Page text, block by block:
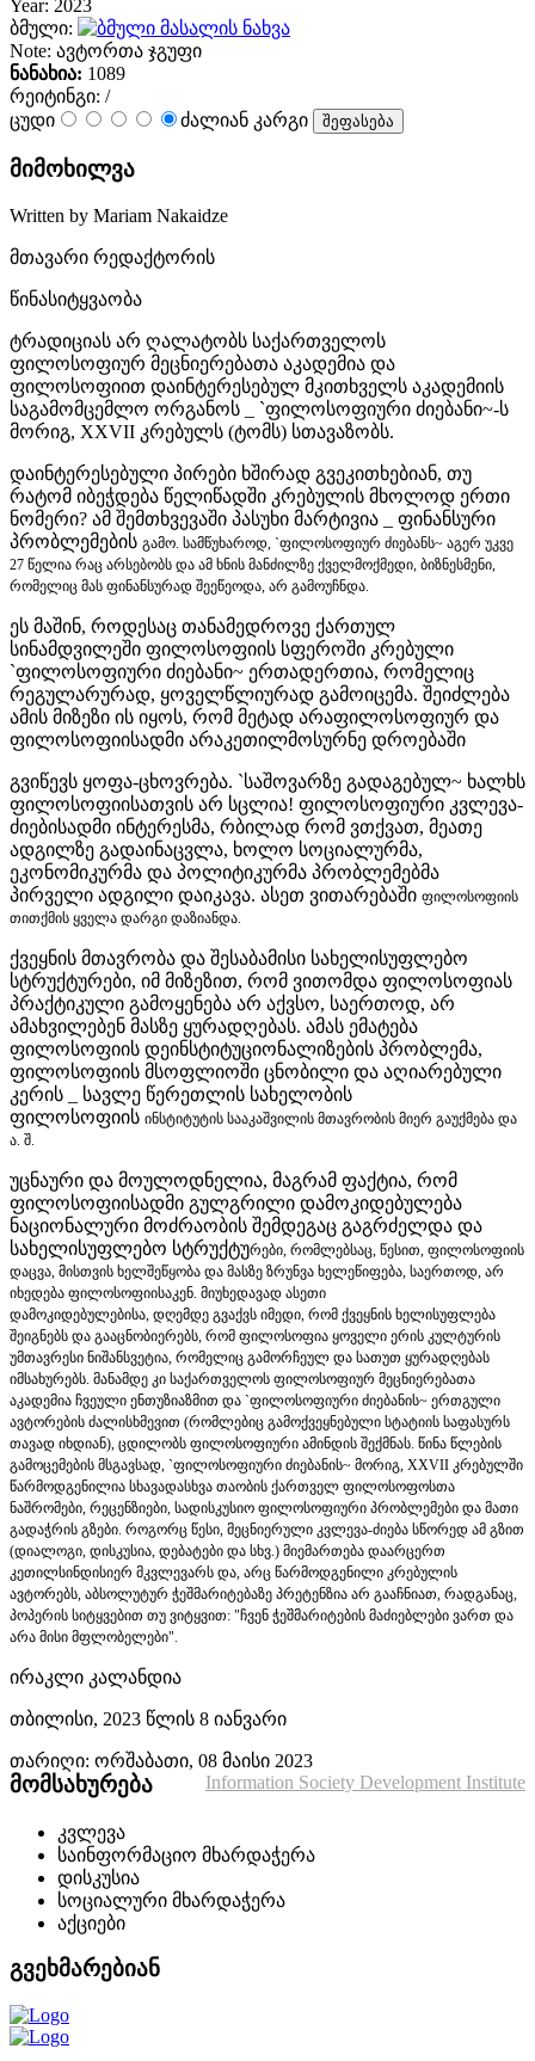
Year: 2023
ბმული:
მასალის ნახვა
Note: ავტორთა ჯგუფი
ნანახია: 1089
რეიტინგი: /
ცუდი
ძალიან კარგი
მიმოხილვა
Written by Mariam Nakaidze
მთავარი რედაქტორის
წინასიტყვაობა
ტრადიციას არ ღალატობს საქართველოს
ფილოსოფიურ მეცნიერებათა აკადემია და
ფილოსოფიით დაინტერესებულ მკითხველს აკადემიის
საგამომცემლო ორგანოს _ `ფილოსოფიური ძიებანი~-ს
მორიგ, XXVII კრებულს (ტომს) სთავაზობს.
დაინტერესებული პირები ხშირად გვეკითხებიან, თუ
რატომ იბეჭდება წელიწადში კრებულის მხოლოდ ერთი
ნომერი? ამ შემთხვევაში პასუხი მარტივია _ ფინანსური
პრობლემების გამო. სამწუხაროდ, `ფილოსოფიურ ძიებანს~ აგერ უკვე
27 წელია რაც არსებობს და ამ ხნის მანძილზე ქველმოქმედი, ბიზნესმენი,
რომელიც მას ფინანსურად შეეწეოდა, არ გამოუჩნდა.
ეს მაშინ, როდესაც თანამედროვე ქართულ
სინამდვილეში ფილოსოფიის სფეროში კრებული
`ფილოსოფიური ძიებანი~ ერთადერთია, რომელიც
რეგულარურად, ყოველწლიურად გამოიცემა. შეიძლება
ამის მიზეზი ის იყოს, რომ მეტად არაფილოსოფიურ და
ფილოსოფიისადმი არაკეთილმოსურნე დროებაში
გვიწევს ყოფა-ცხოვრება. `საშოვარზე გადაგებულ~ ხალხს
ფილოსოფიისათვის არ სცლია! ფილოსოფიური კვლევა-
ძიებისადმი ინტერესმა, რბილად რომ ვთქვათ, მეათე
ადგილზე გადაინაცვლა, ხოლო სოციალურმა,
ეკონომიკურმა და პოლიტიკურმა პრობლემებმა
პირველი ადგილი დაიკავა. ასეთ ვითარებაში ფილოსოფიის
თითქმის ყველა დარგი დაზიანდა.
ქვეყნის მთავრობა და შესაბამისი სახელისუფლებო
სტრუქტურები, იმ მიზეზით, რომ ვითომდა ფილოსოფიას
პრაქტიკული გამოყენება არ აქვსო, საერთოდ, არ
ამახვილებენ მასზე ყურადღებას. ამას ემატება
ფილოსოფიის დეინსტიტუციონალიზების პრობლემა,
ფილოსოფიის მსოფლიოში ცნობილი და აღიარებული
კერის _ სავლე წერეთლის სახელობის
ფილოსოფიის ინსტიტუტის სააკაშვილის მთავრობის მიერ გაუქმება და
ა. შ.
უცნაური და მოულოდნელია, მაგრამ ფაქტია, რომ
ფილოსოფიისადმი გულგრილი დამოკიდებულება
ნაციონალური მოძრაობის შემდეგაც გაგრძელდა და
სახელისუფლებო სტრუქტურები, რომლებსაც, წესით, ფილოსოფიის
დაცვა, მისთვის ხელშეწყობა და მასზე ზრუნვა ხელეწიფება, საერთოდ, არ
იხედება ფილოსოფიისაკენ. მიუხედავად ასეთი
დამოკიდებულებისა, დღემდე გვაქვს იმედი, რომ ქვეყნის ხელისუფლება
შეიგნებს და გააცნობიერებს, რომ ფილოსოფია ყოველი ერის კულტურის
უმთავრესი ნიშანსვეტია, რომელიც გამორჩეულ და სათუთ ყურადღებას
იმსახურებს. მანამდე კი საქართველოს ფილოსოფიურ მეცნიერებათა
აკადემია ჩვეული ენთუზიაზმით და `ფილოსოფიური ძიებანის~ ერთგული
ავტორების ძალისხმევით (რომლებიც გამოქვეყნებული სტატიის საფასურს
თავად იხდიან), ცდილობს ფილოსოფიური ამინდის შექმნას. წინა წლების
გამოცემების მსგავსად, `ფილოსოფიური ძიებანის~ მორიგ, XXVII კრებულში
წარმოდგენილია სხავადასხვა თაობის ქართველ ფილოსოფოსთა
ნაშრომები, რეცენზიები, სადისკუსიო ფილოსოფიური პრობლემები და მათი
გადაჭრის გზები. როგორც წესი, მეცნიერული კვლევა-ძიება სწორედ ამ გზით
(დიალოგი, დისკუსია, დებატები და სხვ.) მიემართება დაარცერთ
კეთილსინდისიერ მკვლევარს და, არც წარმოდგენილი კრებულის
ავტორებს, აბსოლუტურ ჭეშმარიტებაზე პრეტენზია არ გააჩნიათ, რადგანაც,
პოპერის სიტყვებით თუ ვიტყვით: "ჩვენ ჭეშმარიტების მაძიებლები ვართ და
არა მისი მფლობელები".
ირაკლი კალანდია
თბილისი, 2023 წლის 8 იანვარი
თარიღი: ორშაბათი, 08 მაისი 2023
Information Society Development Institute
მომსახურება
კვლევა
საინფორმაციო მხარდაჭერა
დისკუსია
სოციალური მხარდაჭერა
აქციები
გვეხმარებიან